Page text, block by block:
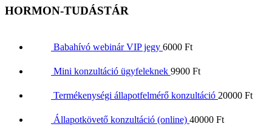
HORMON-TUDÁSTÁR
Babahívó webinár VIP jegy 6000 Ft
Mini konzultáció ügyfeleknek 9900 Ft
Termékenységi állapotfelmérő konzultáció 20000 Ft
Állapotkövető konzultáció (online) 40000 Ft